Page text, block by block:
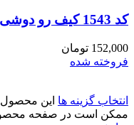
کد 1543 کیف رو دوشی مدل دینا
152,000 تومان
فروخته شده
انتخاب گزینه ها این محصول
ممکن است در صفحه